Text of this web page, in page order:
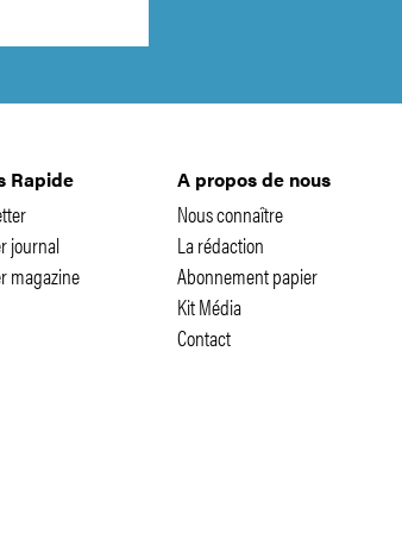
Rapide
journal
magazine
A propos de nous
Nous connaître
La rédaction
Abonnement papier
Kit Média
Contact